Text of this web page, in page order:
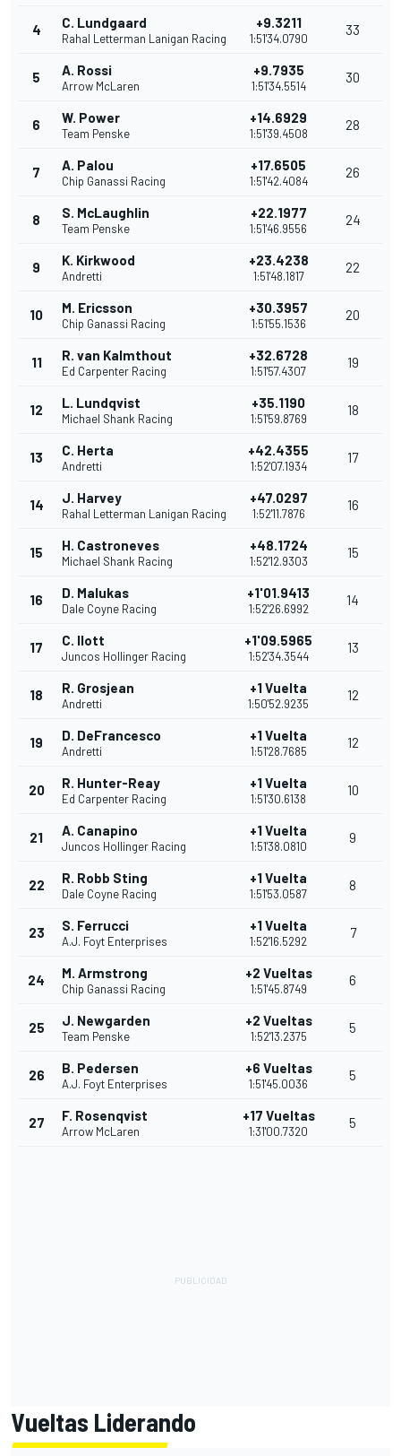
4 C. Lundgaard
Rahal Letterman Lanigan Racing
+9.3211
1:51'34.0790
33
5 A. Rossi
Arrow McLaren
+9.7935
1:51'34.5514
30
6 W. Power
Team Penske
+14.6929
1:51'39.4508
28
7 A. Palou
Chip Ganassi Racing
+17.6505
1:51'42.4084
26
8 S. McLaughlin
Team Penske
+22.1977
1:51'46.9556
24
9 K. Kirkwood
Andretti
+23.4238
1:51'48.1817
22
10 M. Ericsson
Chip Ganassi Racing
+30.3957
1:51'55.1536
20
11 R. van Kalmthout
Ed Carpenter Racing
+32.6728
1:51'57.4307
19
12 L. Lundqvist
Michael Shank Racing
+35.1190
1:51'59.8769
18
13 C. Herta
Andretti
+42.4355
1:52'07.1934
17
14 J. Harvey
Rahal Letterman Lanigan Racing
+47.0297
1:52'11.7876
16
15 H. Castroneves
Michael Shank Racing
+48.1724
1:52'12.9303
15
16 D. Malukas
Dale Coyne Racing
+1'01.9413
1:52'26.6992
14
17 C. Ilott
Juncos Hollinger Racing
+1'09.5965
1:52'34.3544
13
18 R. Grosjean
Andretti
+1 Vuelta
1:50'52.9235
12
19 D. DeFrancesco
Andretti
+1 Vuelta
1:51'28.7685
12
20 R. Hunter-Reay
Ed Carpenter Racing
+1 Vuelta
1:51'30.6138
10
21 A. Canapino
Juncos Hollinger Racing
+1 Vuelta
1:51'38.0810
9
22 R. Robb Sting
Dale Coyne Racing
+1 Vuelta
1:51'53.0587
8
23 S. Ferrucci
A.J. Foyt Enterprises
+1 Vuelta
1:52'16.5292
7
24 M. Armstrong
Chip Ganassi Racing
+2 Vueltas
1:51'45.8749
6
25 J. Newgarden
Team Penske
+2 Vueltas
1:52'13.2375
5
26 B. Pedersen
A.J. Foyt Enterprises
+6 Vueltas
1:51'45.0036
5
27 F. Rosenqvist
Arrow McLaren
+17 Vueltas
1:31'00.7320
5
Vueltas Liderando